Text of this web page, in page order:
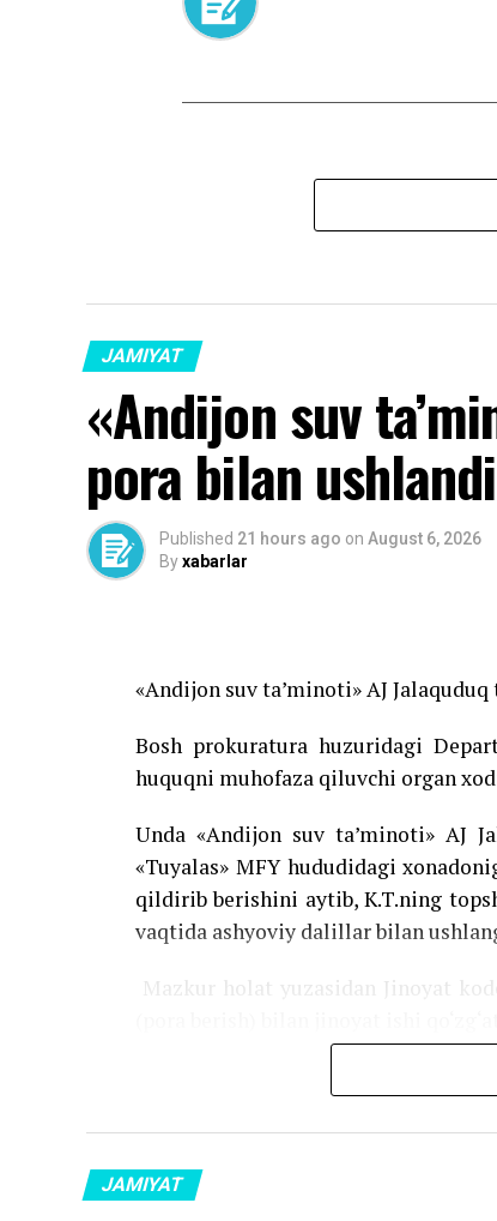
JAMIYAT
«Andijon suv
pora bilan ushlandi
Published 21 hours ago on August 6, 2026
Byxabarlar
«Andijon suv ta’minoti» AJ
Bosh prokuratura huzuridagi
huquqni muhofaza qiluvchi organ
Unda «Andijon suv ta’minoti» AJ
«Tuyalas» MFY hududidagi
qildirib berishini aytib, K.T.ning
vaqtida ashyoviy dalillar bilan
Mazkur holat yuzasidan Jinoyat
Source link
JAMIYAT